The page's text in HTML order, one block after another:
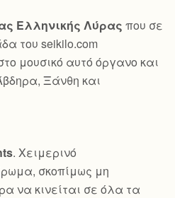
Ελληνικής Λύρας που σε
του seikilo.com
μουσικό αυτό όργανο και
Ξάνθη και
. Χειμερινό
σκοπίμως μη
να κινείται σε όλα τα